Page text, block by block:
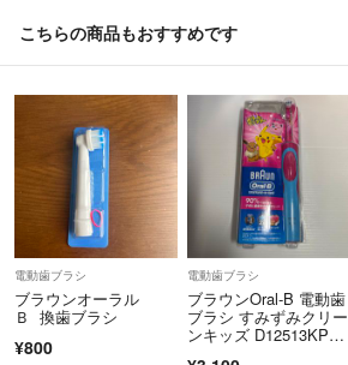
こちらの商品もおすすめです
電動歯ブラシ
ブラウンオーラル
Ｂ 換歯ブラシ
¥800
電動歯ブラシ
ブラウンOral-B 電動歯
ブラシ すみずみクリー
ンキッズ D12513KPK